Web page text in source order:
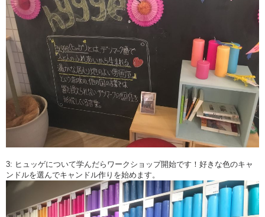
3: ヒュッゲについて学んだらワークショップ開始です！好きな色のキャ
ンドルを選んでキャンドル作りを始めます。